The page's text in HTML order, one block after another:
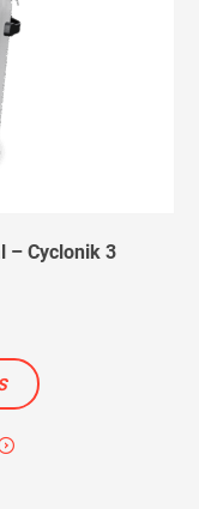
– Cyclonik 3